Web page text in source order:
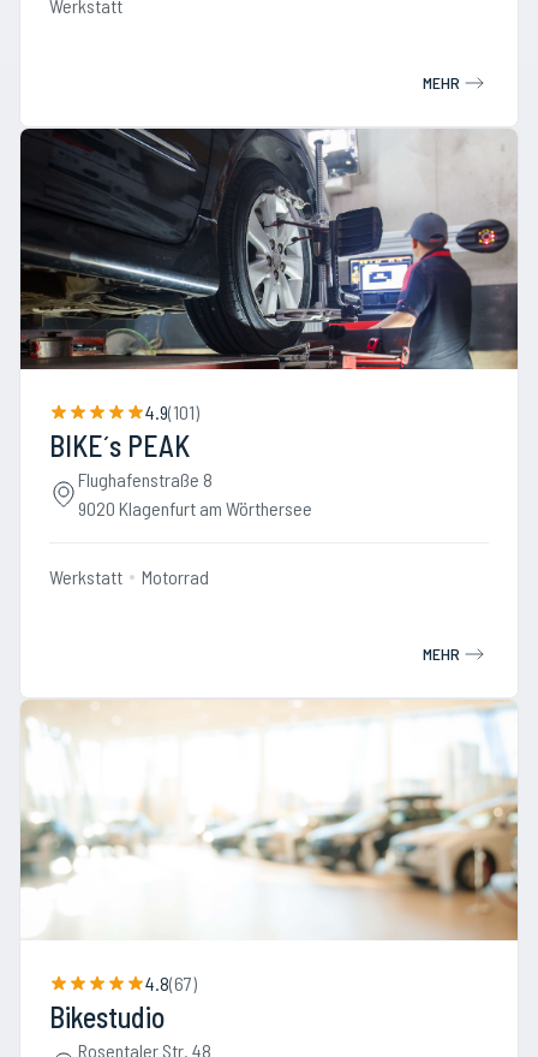
Werkstatt
MEHR
4.9(101)
BIKE´s PEAK
Flughafenstraße 8
9020 Klagenfurt am Wörthersee
Werkstatt Motorrad
MEHR
4.8(67)
Bikestudio
Rosentaler Str. 48